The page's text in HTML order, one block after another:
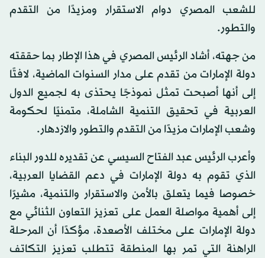
للشعب المصري دوام الاستقرار ومزيدًا من التقدم
والتطور.
من جهته، أشاد الرئيس المصري في هذا الإطار بما حققته
دولة الإمارات من تقدم على مدار السنوات الماضية، لافتًا
إلى أنها أصبحت تمثل نموذجًا يحتذى به لجميع الدول
العربية في تحقيق التنمية الشاملة، متمنيًا لحكومة
وشعب الإمارات مزيدًا من التقدم والتطور والازدهار.
وأعرب الرئيس عبد الفتاح السيسي عن تقديره للدور البناء
الذي تقوم به دولة الإمارات في دعم القضايا العربية،
خصوصا فيما يتعلق بالأمن والاستقرار والتنمية، مشيرًا
إلى أهمية مواصلة العمل على تعزيز التعاون الثنائي مع
دولة الإمارات على مختلف الأصعدة، مؤكدًا أن المرحلة
الراهنة التي تمر بها المنطقة تتطلب تعزيز التكاتف